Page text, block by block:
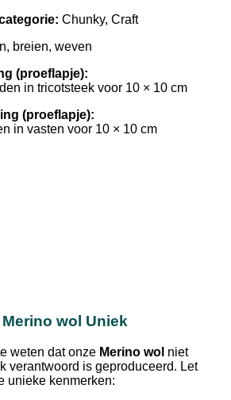
Chunky, Craft
breien, weven
(proeflapje):
in tricotsteek voor 10 × 10 cm
(proeflapje):
in vasten voor 10 × 10 cm
wol Uniek
weten dat onze Merino wol niet
verantwoord is geproduceerd. Let
unieke kenmerken: